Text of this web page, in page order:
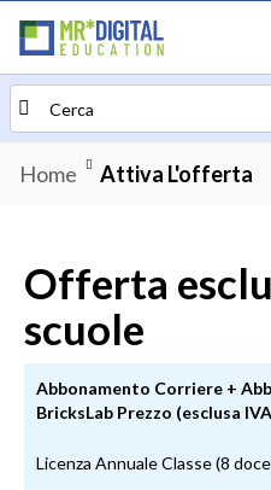
Search
Home Attiva L'offerta
Offerta
scuole
Abbonamento Corriere +
BricksLab Prezzo (esclusa
Licenza Annuale Classe (8